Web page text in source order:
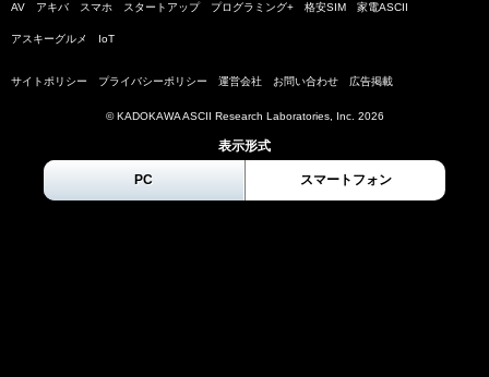
AV アキバ スマホ スタートアップ プログラミング+ 格安SIM 家電ASCII
アスキーグルメ IoT
サイトポリシー プライバシーポリシー 運営会社 お問い合わせ 広告掲載
© KADOKAWA ASCII Research Laboratories, Inc. 2026
表示形式
PC スマートフォン